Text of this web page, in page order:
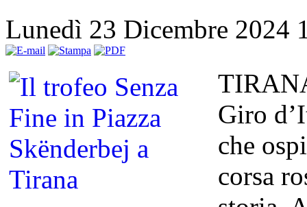
Lunedì 23 Dicembre 2024
Giro
che
corsa